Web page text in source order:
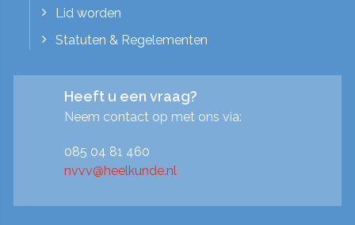
Lid worden
Statuten & Regelementen
Heeft u een vraag?
Neem contact op met ons via:
085 04 81 460
nvvv@heelkunde.nl